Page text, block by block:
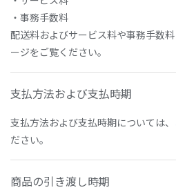
・事務手数料
配送料およびサービス料や事務手数料
ージをご覧ください。
支払方法および支払時期
支払方法および支払時期については、
ださい。
商品の引き渡し時期